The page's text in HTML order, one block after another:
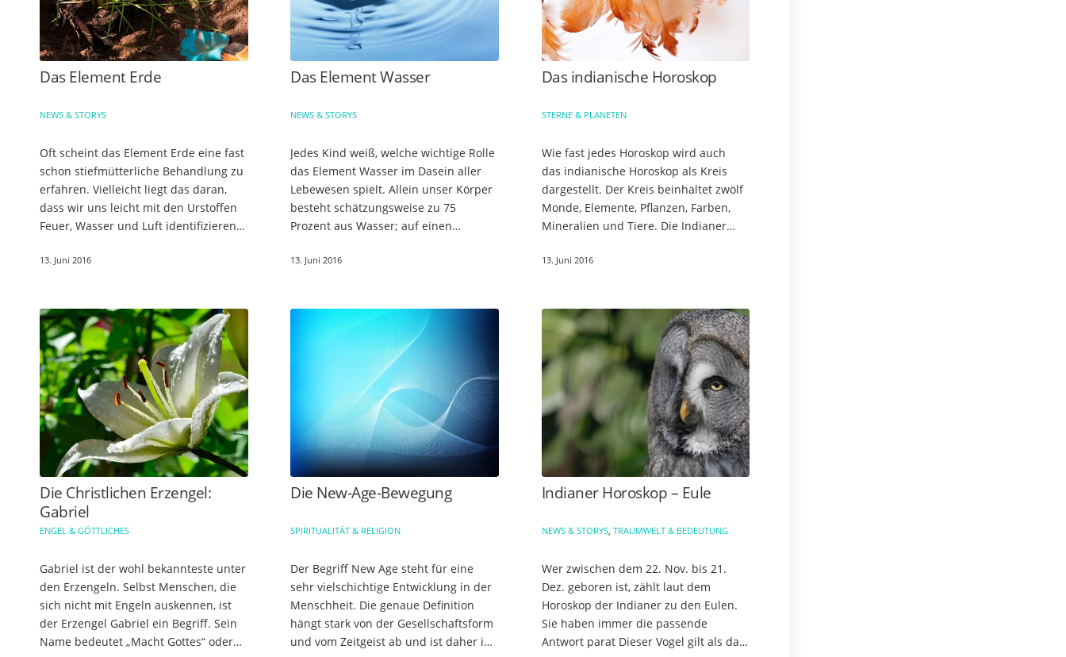
Das Element Erde
NEWS & STORYS
Oft scheint das Element Erde eine fast
schon stiefmütterliche Behandlung zu
erfahren. Vielleicht liegt das daran,
dass wir uns leicht mit den Urstoffen
Feuer, Wasser und Luft identifizieren
uns leicht…
13. Juni 2016
Das Element Wasser
NEWS & STORYS
Jedes Kind weiß, welche wichtige Rolle
das Element Wasser im Dasein aller
Lebewesen spielt. Allein unser Körper
besteht schätzungsweise zu 75
Prozent aus Wasser; auf einen
das Verhältnis zwischen Wasser-…
13. Juni 2016
Das indianische Horoskop
STERNE & PLANETEN
Wie fast jedes Horoskop wird auch
das indianische Horoskop als Kreis
dargestellt. Der Kreis beinhaltet zwölf
Monde, Elemente, Pflanzen, Farben,
Mineralien und Tiere. Die Indianer
13. Juni 2016
Die Christlichen Erzengel:
Gabriel
ENGEL & GÖTTLICHES
Gabriel ist der wohl bekannteste unter
den Erzengeln. Selbst Menschen, die
sich nicht mit Engeln auskennen, ist
der Erzengel Gabriel ein Begriff. Sein
Name bedeutet „Macht Gottes“ oder
Die New-Age-Bewegung
SPIRITUALITÄT & RELIGION
Der Begriff New Age steht für eine
sehr vielschichtige Entwicklung in der
Menschheit. Die genaue Definition
hängt stark von der Gesellschaftsform
und vom Zeitgeist ab und ist daher in
Indianer Horoskop – Eule
NEWS & STORYS, TRAUMWELT & BEDEUTUNG
Wer zwischen dem 22. Nov. bis 21.
Dez. geboren ist, zählt laut dem
Horoskop der Indianer zu den Eulen.
Sie haben immer die passende
Antwort parat Dieser Vogel gilt als das